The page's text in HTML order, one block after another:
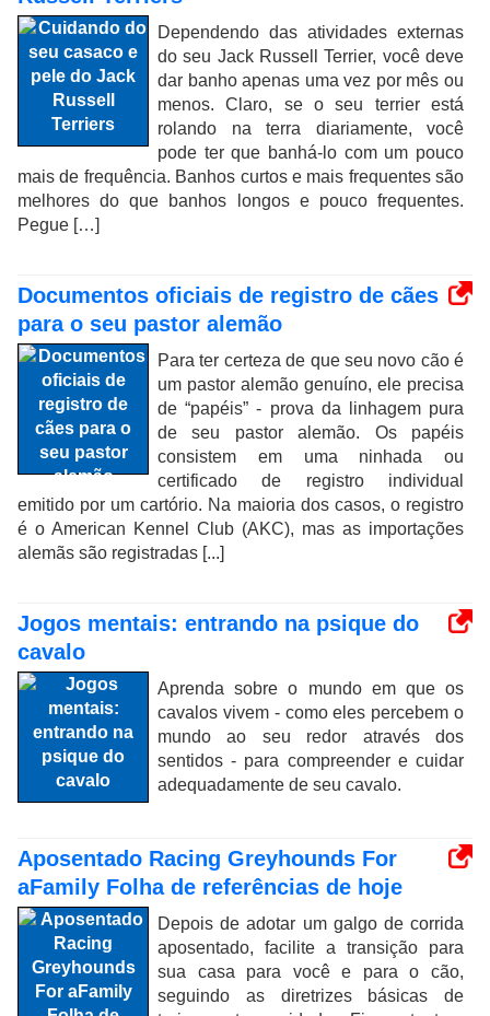
Dependendo das atividades externas
do seu Jack Russell Terrier, você deve
dar banho apenas uma vez por mês ou
menos. Claro, se o seu terrier está
rolando na terra diariamente, você
pode ter que banhá-lo com um pouco
mais de frequência. Banhos curtos e mais frequentes são
melhores do que banhos longos e pouco frequentes.
Pegue […]
Documentos oficiais de registro de cães
para o seu pastor alemão
Para ter certeza de que seu novo cão é
um pastor alemão genuíno, ele precisa
de “papéis” - prova da linhagem pura
de seu pastor alemão. Os papéis
consistem em uma ninhada ou
certificado de registro individual
emitido por um cartório. Na maioria dos casos, o registro
é o American Kennel Club (AKC), mas as importações
alemãs são registradas [...]
Jogos mentais: entrando na psique do
cavalo
Aprenda sobre o mundo em que os
cavalos vivem - como eles percebem o
mundo ao seu redor através dos
sentidos - para compreender e cuidar
adequadamente de seu cavalo.
Aposentado Racing Greyhounds For
aFamily Folha de referências de hoje
Depois de adotar um galgo de corrida
aposentado, facilite a transição para
sua casa para você e para o cão,
seguindo as diretrizes básicas de